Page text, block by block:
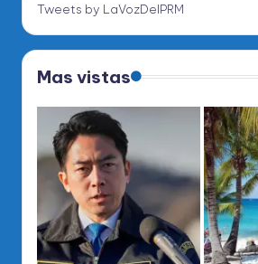
Tweets by LaVozDelPRM
Mas vistas